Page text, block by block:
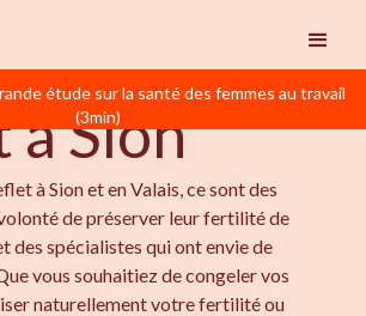
étude sur la santé des femmes au travail
(3min)
à Sion
à Sion et en Valais, ce sont des
de préserver leur fertilité de
des spécialistes qui ont envie de
vous souhaitiez de congeler vos
naturellement votre fertilité ou